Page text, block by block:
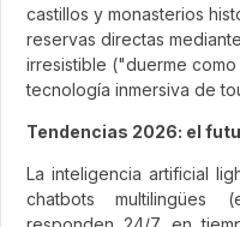
castillos y monasterios
reservas directas
irresistible ("duerme
tecnología inmersiva de
Tendencias 2026: el
La inteligencia artificial
chatbots multilingües